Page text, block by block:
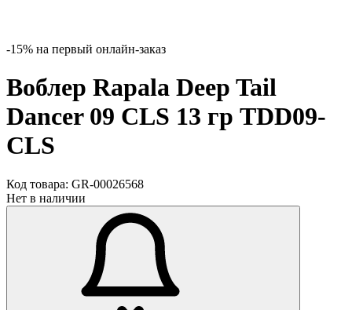
-15% на первый онлайн-заказ
Воблер Rapala Deep Tail
Dancer 09 CLS 13 гр TDD09-
CLS
Код товара: GR-00026568
Нет в наличии